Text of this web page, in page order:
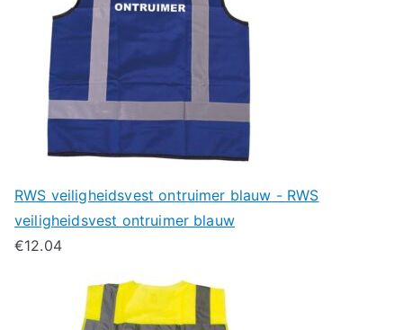
RWS veiligheidsvest ontruimer blauw - RWS
veiligheidsvest ontruimer blauw
€12.04